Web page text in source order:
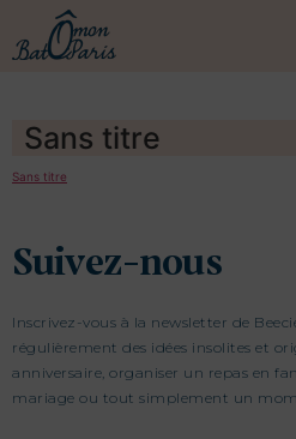
JOURNAL
Sans titre
Sans titre
Suivez-nous
Inscrivez-vous à la newsletter de
régulièrement des idées insolites et
anniversaire, organiser un repas en
mariage ou tout simplement un